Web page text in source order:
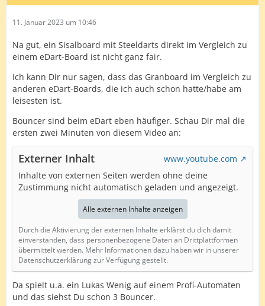
11. Januar 2023 um 10:46
Na gut, ein Sisalboard mit Steeldarts direkt im Vergleich zu
einem eDart-Board ist nicht ganz fair.
Ich kann Dir nur sagen, dass das Granboard im Vergleich zu
anderen eDart-Boards, die ich auch schon hatte/habe am
leisesten ist.
Bouncer sind beim eDart eben häufiger. Schau Dir mal die
ersten zwei Minuten von diesem Video an:
Externer Inhalt
www.youtube.com
Inhalte von externen Seiten werden ohne deine
Zustimmung nicht automatisch geladen und angezeigt.
Alle externen Inhalte anzeigen
Durch die Aktivierung der externen Inhalte erklärst du dich damit
einverstanden, dass personenbezogene Daten an Drittplattformen
übermittelt werden. Mehr Informationen dazu haben wir in unserer
Datenschutzerklärung zur Verfügung gestellt.
Da spielt u.a. ein Lukas Wenig auf einem Profi-Automaten
und das siehst Du schon 3 Bouncer.